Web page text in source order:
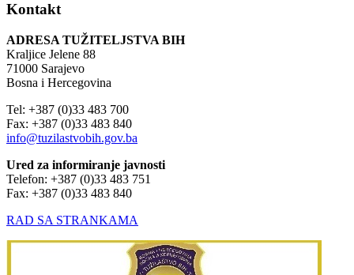
Kontakt
ADRESA TUŽITELJSTVA BIH
Kraljice Jelene 88
71000 Sarajevo
Bosna i Hercegovina
Tel: +387 (0)33 483 700
Fax: +387 (0)33 483 840
info@tuzilastvobih.gov.ba
Ured za informiranje javnosti
Telefon: +387 (0)33 483 751
Fax: +387 (0)33 483 840
RAD SA STRANKAMA